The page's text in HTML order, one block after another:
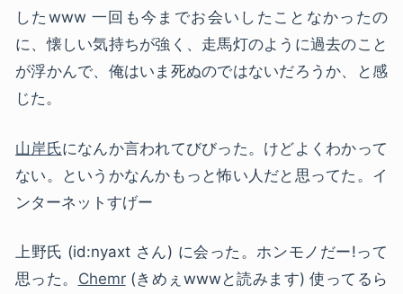
したwww 一回も今までお会いしたことなかったの
に、懐しい気持ちが強く、走馬灯のように過去のこと
が浮かんで、俺はいま死ぬのではないだろうか、と感
じた。
山岸氏になんか言われてびびった。けどよくわかって
ない。というかなんかもっと怖い人だと思ってた。イ
ンターネットすげー
上野氏 (id:nyaxt さん) に会った。ホンモノだー!って
思った。 Chemr(きめぇwwwと読みます) 使ってるら